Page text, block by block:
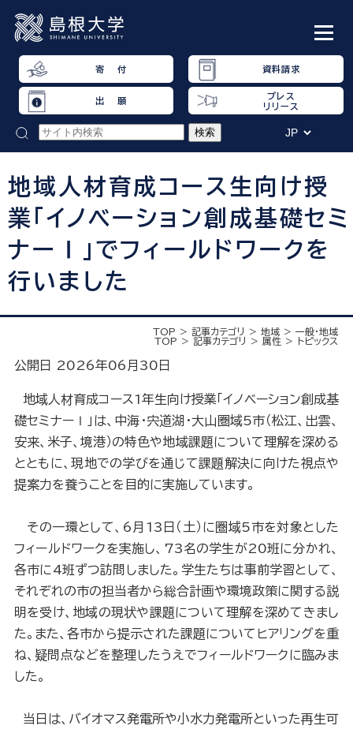
寄 付 資料請求
出 願
プレス
リリース
地域人材育成コース生向け授
業「イノベーション創成基礎セミ
ナーⅠ」でフィールドワークを
行いました
TOP 記事カテゴリ 地域
一般・地域
TOP
記事カテゴリ 属性 トピックス
公開日 2026年06月30日
地域人材育成コース1年生向け授業「イノベーション創成基
礎セミナーⅠ」は、中海・宍道湖・大山圏域5市（松江、出雲、
安来、米子、境港）の特色や地域課題について理解を深める
とともに、現地での学びを通じて課題解決に向けた視点や
提案力を養うことを目的に実施しています。
その一環として、6月13日（土）に圏域5市を対象とした
フィールドワークを実施し、73名の学生が20班に分かれ、
各市に4班ずつ訪問しました。学生たちは事前学習として、
それぞれの市の担当者から総合計画や環境政策に関する説
明を受け、地域の現状や課題について理解を深めてきまし
た。また、各市から提示された課題についてヒアリングを重
ね、疑問点などを整理したうえでフィールドワークに臨みま
した。
当日は、バイオマス発電所や小水力発電所といった再生可